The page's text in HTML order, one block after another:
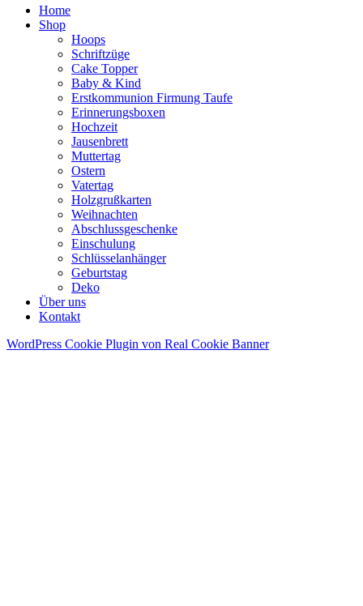
Home
Shop
Hoops
Schriftzüge
Cake Topper
Baby & Kind
Erstkommunion Firmung Taufe
Erinnerungsboxen
Hochzeit
Jausenbrett
Muttertag
Ostern
Vatertag
Holzgrußkarten
Weihnachten
Abschlussgeschenke
Einschulung
Schlüsselanhänger
Geburtstag
Deko
Über uns
Kontakt
WordPress Cookie Plugin von Real Cookie Banner